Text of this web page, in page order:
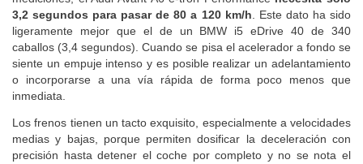
3,2 segundos para pasar de 80 a 120 km/h. Este dato ha sido
ligeramente mejor que el de un BMW i5 eDrive 40 de 340
caballos (3,4 segundos). Cuando se pisa el acelerador a fondo se
siente un empuje intenso y es posible realizar un adelantamiento
o incorporarse a una vía rápida de forma poco menos que
inmediata.
Los frenos tienen un tacto exquisito, especialmente a velocidades
medias y bajas, porque permiten dosificar la deceleración con
precisión hasta detener el coche por completo y no se nota el